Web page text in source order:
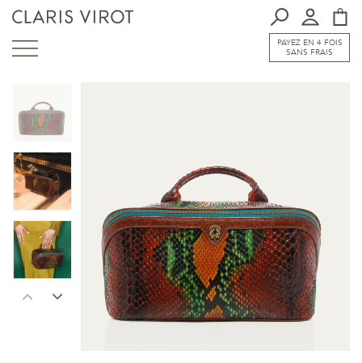
PAYEZ EN 4 FOIS
SANS FRAIS